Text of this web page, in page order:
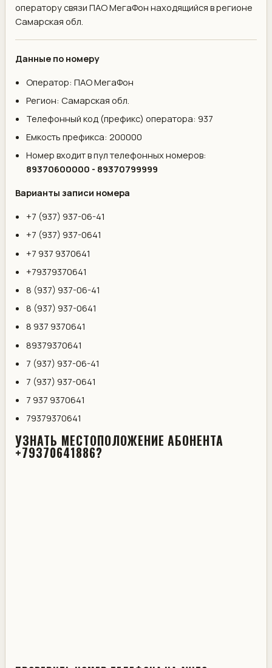
оператору связи ПАО МегаФон находящийся в регионе
Самарская обл.
Данные по номеру
Оператор: ПАО МегаФон
Регион: Самарская обл.
Телефонный код (префикс) оператора: 937
Емкость префикса: 200000
Номер входит в пул телефонных номеров:
89370600000 - 89370799999
Варианты записи номера
+7 (937) 937-06-41
+7 (937) 937-0641
+7 937 9370641
+79379370641
8 (937) 937-06-41
8 (937) 937-0641
8 937 9370641
89379370641
7 (937) 937-06-41
7 (937) 937-0641
7 937 9370641
79379370641
УЗНАТЬ МЕСТОПОЛОЖЕНИЕ АБОНЕНТА
+79370641886?